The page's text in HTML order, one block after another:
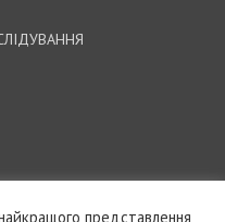
допомагали
втекти зі
ДБР викрило
засудили до
за смертельну
представлення